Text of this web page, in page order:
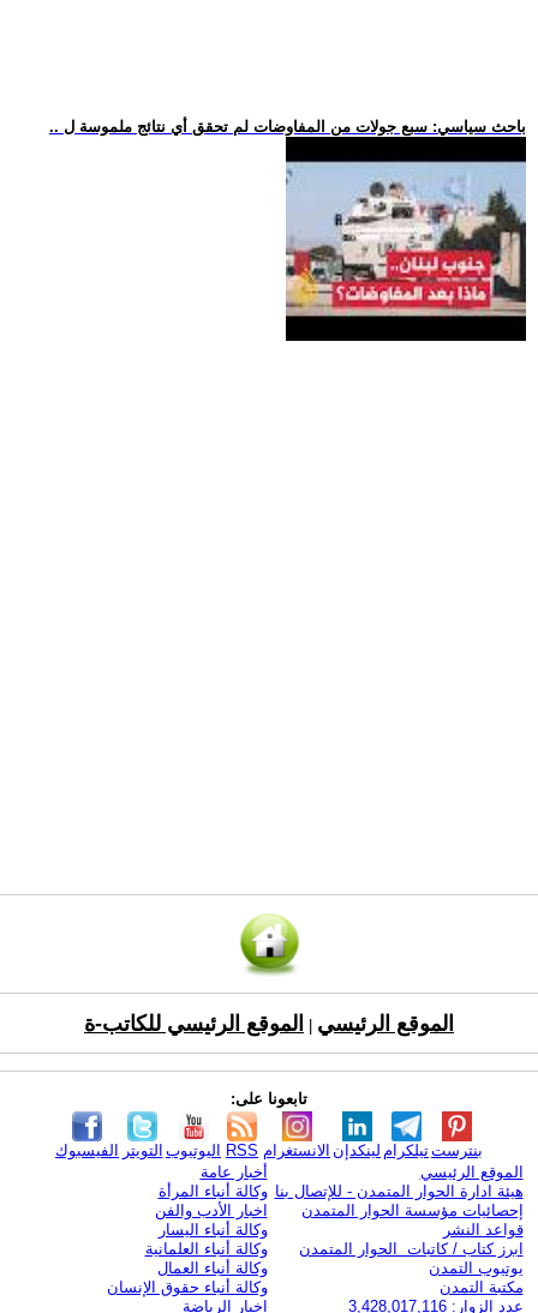
.. باحث سياسي: سبع جولات من المفاوضات لم تحقق أي نتائج ملموسة ل
الموقع الرئيسي الموقع الرئيسي للكاتب-ة
تابعونا على:
الفيسبوك التويتر اليوتيوب RSS الانستغرام لينكدإن تيلكرامبنترست
الموقع الرئيسي
هيئة ادارة الحوار المتمدن - للإتصال بنا
إحصائيات مؤسسة الحوار المتمدن
قواعد النشر
ابرز كتاب / كاتبات الحوار المتمدن
يوتيوب التمدن
مكتبة التمدن
عدد الزوار: 3,428,017,116
أخبار عامة
وكالة أنباء المرأة
اخبار الأدب والفن
وكالة أنباء اليسار
وكالة أنباء العلمانية
وكالة أنباء العمال
وكالة أنباء حقوق الإنسان
اخبار الرياضة